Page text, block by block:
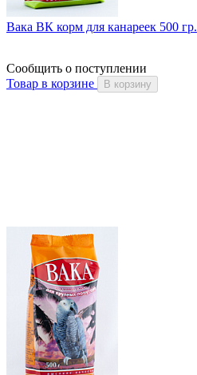
Вака ВК корм для канареек 500 гр.
Сообщить о поступлении
Товар в корзине
В корзину